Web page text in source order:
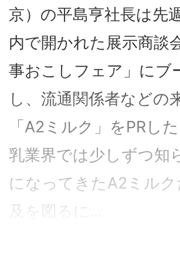
京）の平島亨社長は先
内で開かれた展示商談
事おこしフェア」にブ
し、流通関係者などの
「A2ミルク」をPRし
乳業界では少しずつ知
になってきたA2ミル
及を図るに...